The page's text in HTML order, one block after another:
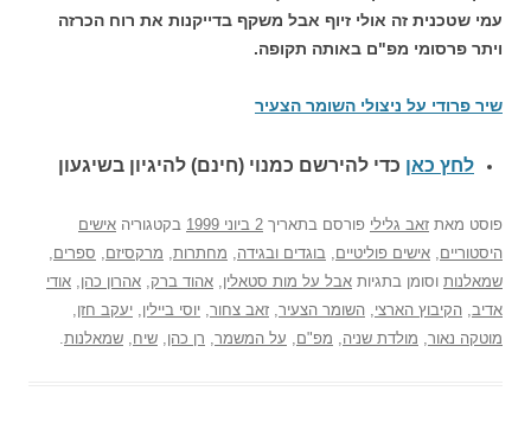
עמי שטכנית זה אולי זיוף אבל משקף בדייקנות את רוח הכרזה
ויתר פרסומי מפ"ם באותה תקופה.
שיר פרודי על ניצולי השומר הצעיר
לחץ כאן כדי להירשם כמנוי (חינם) להיגיון בשיגעון
פוסט מאת זאב גלילי פורסם בתאריך 2 ביוני 1999 בקטגוריה אישים
היסטוריים, אישים פוליטיים, בוגדים ובגידה, מחתרות, מרקסיזם, ספרים,
שמאלנות וסומן בתגיות אבל על מות סטאלין, אהוד ברק, אהרון כהן, אודי
אדיב, הקיבוץ הארצי, השומר הצעיר, זאב צחור, יוסי ביילין, יעקב חזן,
מוטקה נאור, מולדת שניה, מפ"ם, על המשמר, רן כהן, שיח, שמאלנות.